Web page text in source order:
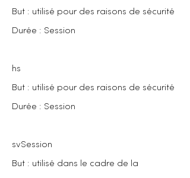
But : utilisé pour des raisons de sécurité
Durée : Session
hs
But : utilisé pour des raisons de sécurité
Durée : Session
svSession
But : utilisé dans le cadre de la